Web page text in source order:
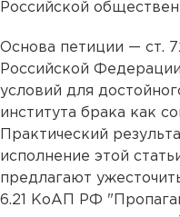
Российской
Основа петиции — ст.
Российской
условий для
института брака как
Практический
исполнение этой
предлагают
6.21 КоАП РФ